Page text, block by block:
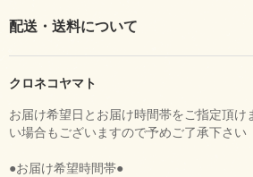
配送・送料について
クロネコヤマト
お届け希望日とお届け時間帯をご指定頂け
い場合もございますので予めご了承下さい
●お届け希望時間帯●